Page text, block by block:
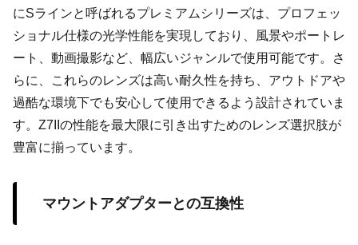
にSラインと呼ばれるプレミアムシリーズは、プロフェッ
ショナル仕様の光学性能を実現しており、風景やポートレ
ート、動画撮影など、幅広いジャンルで使用可能です。さ
らに、これらのレンズは高い耐久性を持ち、アウトドアや
過酷な環境下でも安心して使用できるよう設計されていま
す。Z7IIの性能を最大限に引き出すためのレンズ選択肢が
豊富に揃っています。
マウントアダプターとの互換性